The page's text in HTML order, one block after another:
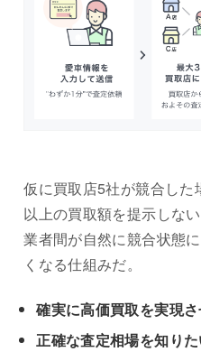
仮に買取店5社が競合し
以上の買取額を提示しな
業者間が自然に競合状態
くなる仕組みだ。
確実に高価買取を実現
正確な査定相場を知り